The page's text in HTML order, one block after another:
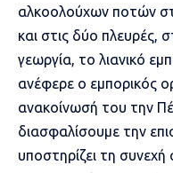
αλκοολούχων ποτών
και στις δύο πλευρές,
γεωργία, το λιανικό
ανέφερε ο εμπορικός
ανακοίνωσή του την
διασφαλίσουμε την
υποστηρίζει τη